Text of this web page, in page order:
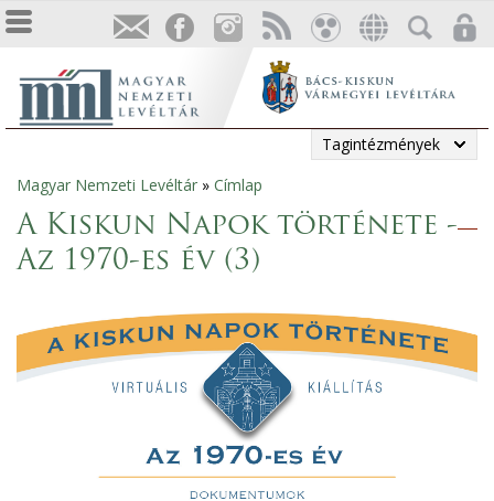
Tagintézmények
Jelenlegi
hely
Magyar Nemzeti Levéltár » Címlap
A Kiskun Napok története -
Az 1970-es év (3)